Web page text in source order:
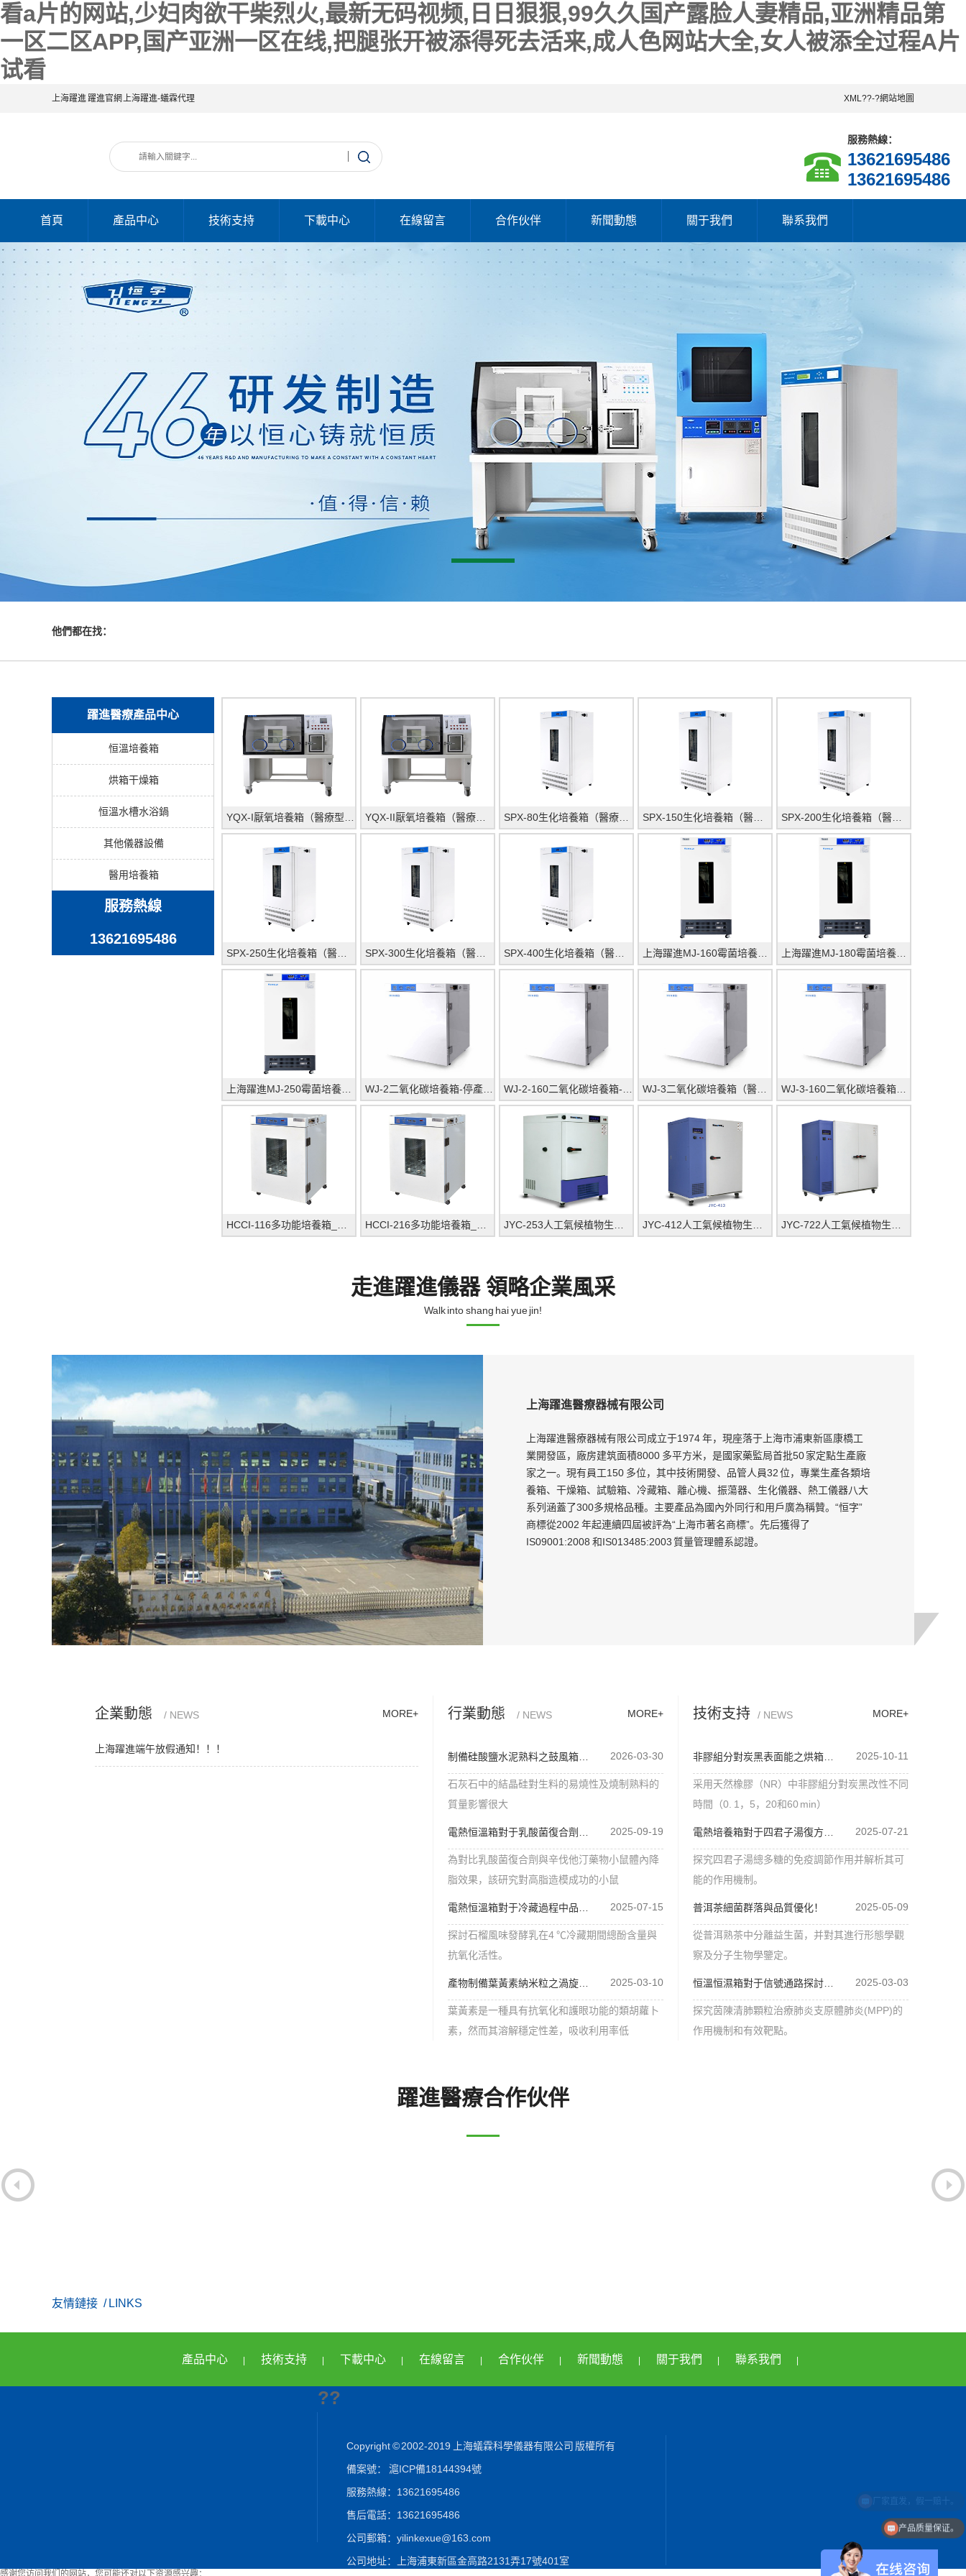
看a片的网站,少妇肉欲干柴烈火,最新无码视频,日日狠狠,99久久国产露脸人妻精品,亚洲精品第
一区二区APP,国产亚洲一区在线,把腿张开被添得死去活来,成人色网站大全,女人被添全过程A片
试看
上海躍進躍進官網 上海躍進-蟻霖代理 XML??-?網站地圖
服務熱線：
13621695486
13621695486
首頁 產品中心 技術支持 下載中心 在線留言 合作伙伴 新聞動態 關于我們 聯系我們
他們都在找：
躍進醫療產品中心
恒溫培養箱
烘箱干燥箱
恒溫水槽水浴鍋
其他儀器設備
醫用培養箱
服務熱線
13621695486
走進躍進儀器 領略企業風采
Walk into shang hai yue jin!
上海躍進醫療器械有限公司
上海躍進醫療器械有限公司成立于1974 年，現座落于上海市浦東新區康橋工
業開發區，廠房建筑面積8000 多平方米，是國家藥監局首批50 家定點生產廠
家之一。現有員工150 多位，其中技術開發、品管人員32 位，專業生產各類培
養箱、干燥箱、試驗箱、冷藏箱、離心機、振蕩器、生化儀器、熱工儀器八大
系列涵蓋了300多規格品種。主要產品為國內外同行和用戶廣為稱贊。“恒字”
商標從2002 年起連續四屆被評為“上海市著名商標”。先后獲得了
IS09001:2008 和IS013485:2003 質量管理體系認證。
MORE+
企業動態 / NEWS
上海躍進端午放假通知！！！
MORE+
行業動態 / NEWS
2026-03-30
石灰石中的結晶硅對生料的易燒性及燒制熟料的
質量影響很大
2025-09-19
為對比乳酸菌復合劑與辛伐他汀藥物小鼠體內降
脂效果，該研究對高脂造模成功的小鼠
2025-07-15
探討石榴風味發酵乳在4 ℃冷藏期間總酚含量與
抗氧化活性。
2025-03-10
葉黃素是一種具有抗氧化和護眼功能的類胡蘿卜
素，然而其溶解穩定性差，吸收利用率低
MORE+
技術支持 / NEWS
2025-10-11
采用天然橡膠（NR）中非膠組分對炭黑改性不同
時間（0. 1，5，20和60 min）
2025-07-21
探究四君子湯總多糖的免疫調節作用并解析其可
能的作用機制。
2025-05-09
普洱茶細菌群落與品質優化！
從普洱熟茶中分離益生菌，并對其進行形態學觀
察及分子生物學鑒定。
2025-03-03
探究茵陳清肺顆粒治療肺炎支原體肺炎(MPP)的
作用機制和有效靶點。
躍進醫療合作伙伴
友情鏈接 / LINKS
產品中心 技術支持 下載中心 在線留言 合作伙伴 新聞動態 關于我們 聯系我們
??
Copyright © 2002-2019 上海蟻霖科學儀器有限公司 版權所有
備案號：
滬ICP備18144394號
服務熱線：13621695486
售后電話：13621695486
公司郵箱：yilinkexue@163.com
公司地址：上海浦東新區金高路2131弄17號401室
感谢您访问我们的网站，您可能还对以下资源感兴趣：
产品质量保证。